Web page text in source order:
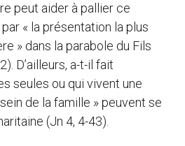
peut aider à pallier ce
« la présentation la plus
» dans la parabole du Fils
D’ailleurs, a-t-il fait
seules ou qui vivent une
de la famille » peuvent se
(Jn 4, 4-43).